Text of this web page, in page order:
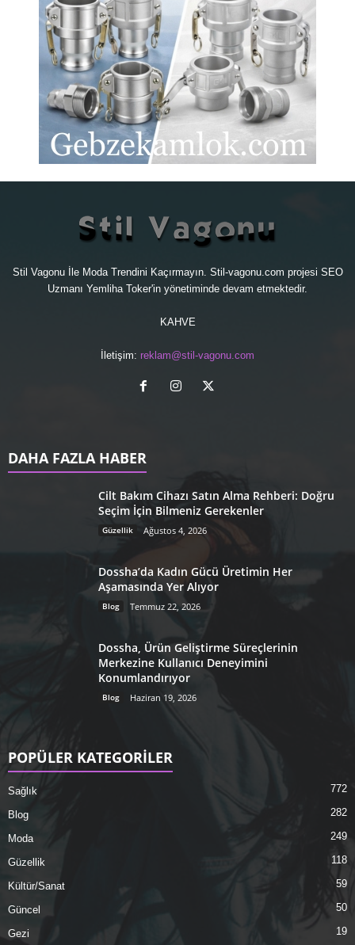
Stil Vagonu İle Moda Trendini Kaçırmayın. Stil-vagonu.com projesi SEO
Uzmanı Yemliha Toker'in yönetiminde devam etmektedir.
KAHVE
İletişim: reklam@stil-vagonu.com
DAHA FAZLA HABER
Cilt Bakım Cihazı Satın Alma Rehberi: Doğru
Seçim İçin Bilmeniz Gerekenler
Güzellik Ağustos 4, 2026
Dossha’da Kadın Gücü Üretimin Her
Aşamasında Yer Alıyor
Blog Temmuz 22, 2026
Dossha, Ürün Geliştirme Süreçlerinin
Merkezine Kullanıcı Deneyimini
Konumlandırıyor
Blog Haziran 19, 2026
POPÜLER KATEGORİLER
Sağlık 772
Blog 282
Moda 249
Güzellik 118
Kültür/Sanat 59
Güncel 50
Gezi 19